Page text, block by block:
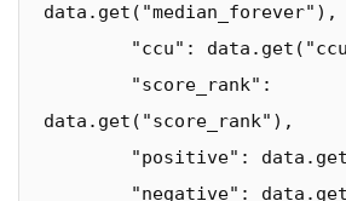
data.get("median_forever"),
data.get("score_rank"),